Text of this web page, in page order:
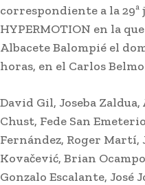
Pesar por
Clerck,
turismo
Lo
correspondiente a la 29ª
HYPERMOTION en la
Albacete Balompié el
horas, en el Carlos
David Gil, Joseba
Chust, Fede San
Fernández, Roger Martí,
Kovačević, Brian
Gonzalo Escalante, José